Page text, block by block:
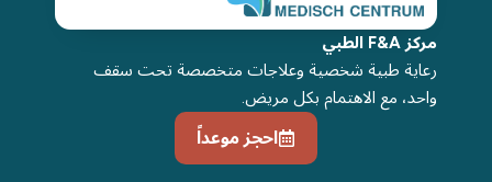
مركز F&A الطبي
رعاية طبية شخصية وعلاجات متخصصة تحت سقف
واحد، مع الاهتمام بكل مريض.
احجز موعداً